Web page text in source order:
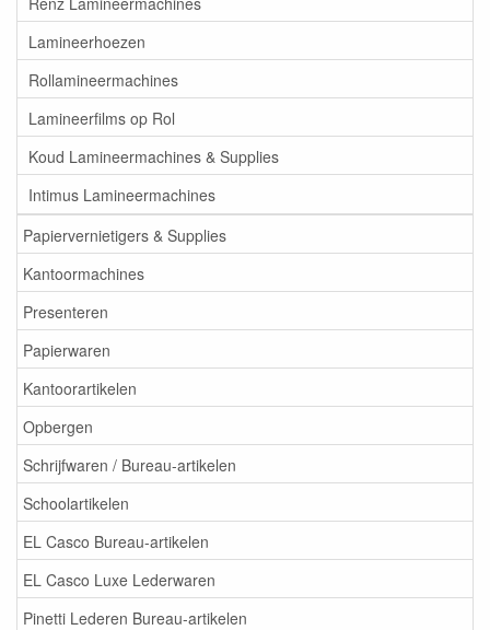
Lamineerhoezen
Rollamineermachines
Lamineerfilms op Rol
Koud Lamineermachines & Supplies
Intimus Lamineermachines
Papiervernietigers & Supplies
Kantoormachines
Presenteren
Papierwaren
Kantoorartikelen
Opbergen
Schrijfwaren / Bureau-artikelen
Schoolartikelen
EL Casco Bureau-artikelen
EL Casco Luxe Lederwaren
Pinetti Lederen Bureau-artikelen